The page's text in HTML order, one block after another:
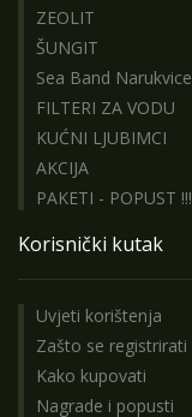
ZEOLIT
ŠUNGIT
Sea Band Narukvice
FILTERI ZA VODU
KUĆNI LJUBIMCI
AKCIJA
PAKETI - POPUST !!!
Korisnički kutak
Uvjeti korištenja
Zašto se registrirati
Kako kupovati
Nagrade i popusti